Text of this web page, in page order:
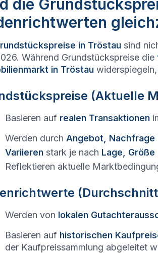
die
in Tröstau sind
Während Grundstückspreise die
in Tröstau
(Aktuelle
Basieren auf realen Transaktionen
Werden durch Angebot, Nachfrage
Variieren stark je nach Lage,
Reflektieren aktuelle
Werden von lokalen
Basieren auf historischen
der Kaufpreissammlung abgeleitet